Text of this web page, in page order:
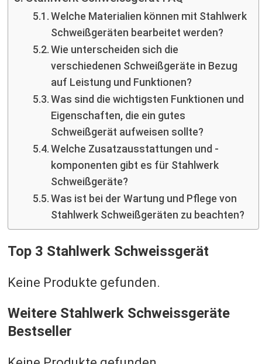
Welche Materialien können mit Stahlwerk
Schweißgeräten bearbeitet werden?
Wie unterscheiden sich die
verschiedenen Schweißgeräte in Bezug
auf Leistung und Funktionen?
Was sind die wichtigsten Funktionen und
Eigenschaften, die ein gutes
Schweißgerät aufweisen sollte?
Welche Zusatzausstattungen und -
komponenten gibt es für Stahlwerk
Schweißgeräte?
Was ist bei der Wartung und Pflege von
Stahlwerk Schweißgeräten zu beachten?
Top 3 Stahlwerk Schweissgerät
Keine Produkte gefunden.
Weitere Stahlwerk Schweissgeräte
Bestseller